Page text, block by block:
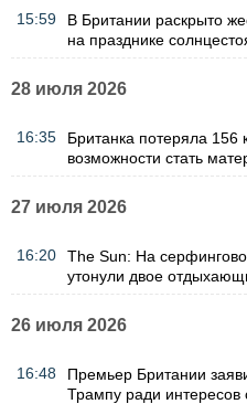
15:59
В Британии раскрыто
на празднике
28 июля 2026
16:35
Британка потеряла 156
возможности стать
27 июля 2026
16:20
The Sun: На
утонули двое
26 июля 2026
16:48
Премьер Британии
Трампу ради интересов